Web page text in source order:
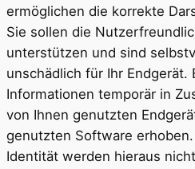
ermöglichen die korrekte
Sie sollen die
unterstützen und sind
unschädlich für Ihr Endgerät.
Informationen temporär in
von Ihnen genutzten
genutzten Software
Identität werden hieraus